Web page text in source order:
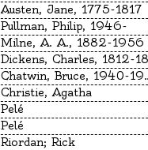
Austen, Jane, 1775-1817
Pullman, Philip, 1946-
Milne, A. A., 1882-1956
Christie, Agatha
Pelé
Pelé
Riordan; Rick